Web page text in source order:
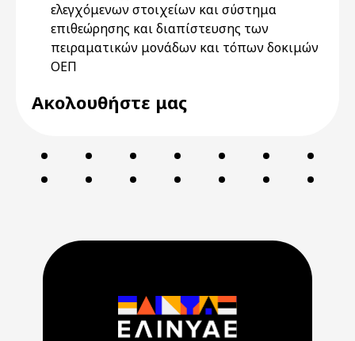
ελεγχόμενων στοιχείων και σύστημα
επιθεώρησης και διαπίστευσης των
πειραματικών μονάδων και τόπων δοκιμών
ΟΕΠ
Ακολουθήστε μας